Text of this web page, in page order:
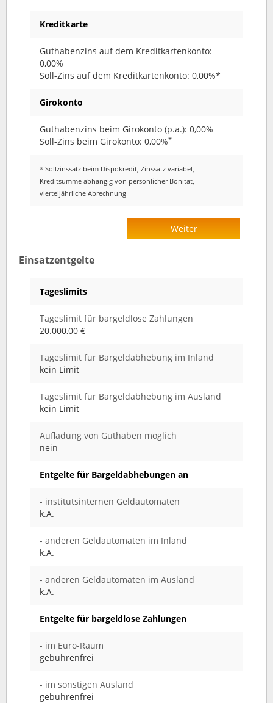
Kreditkarte
Guthabenzins auf dem Kreditkartenkonto:
0,00%
Soll-Zins auf dem Kreditkartenkonto: 0,00%*
Girokonto
Guthabenzins beim Girokonto (p.a.): 0,00%
Soll-Zins beim Girokonto: 0,00%*
* Sollzinssatz beim Dispokredit, Zinssatz variabel,
Kreditsumme abhängig von persönlicher Bonität,
vierteljährliche Abrechnung
Weiter
Einsatzentgelte
Tageslimits
Tageslimit für bargeldlose Zahlungen
20.000,00 €
Tageslimit für Bargeldabhebung im Inland
kein Limit
Tageslimit für Bargeldabhebung im Ausland
kein Limit
Aufladung von Guthaben möglich
nein
Entgelte für Bargeldabhebungen an
- institutsinternen Geldautomaten
k.A.
- anderen Geldautomaten im Inland
k.A.
- anderen Geldautomaten im Ausland
k.A.
Entgelte für bargeldlose Zahlungen
- im Euro-Raum
gebührenfrei
- im sonstigen Ausland
gebührenfrei